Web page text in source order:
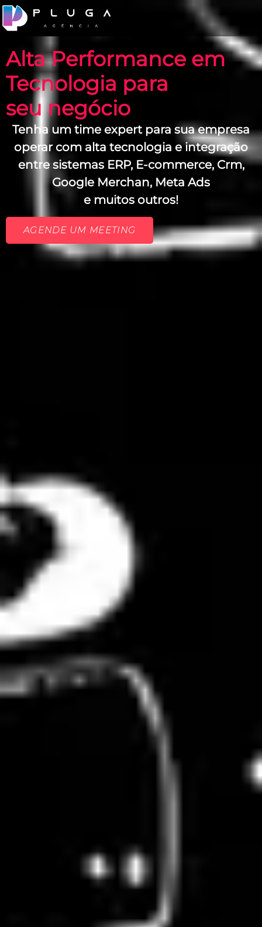
Alta Performance em
Tecnologia para
seu negócio
Tenha um time expert para sua empresa
operar com alta tecnologia e integração
entre sistemas ERP, E-commerce, Crm,
Google Merchan, Meta Ads
e muitos outros!
AGENDE UM MEETING